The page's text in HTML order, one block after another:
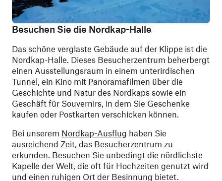
Besuchen Sie die Nordkap-Halle
Das schöne verglaste Gebäude auf der Klippe ist die
Nordkap-Halle. Dieses Besucherzentrum beherbergt
einen Ausstellungsraum in einem unterirdischen
Tunnel, ein Kino mit Panoramafilmen über die
Geschichte und Natur des Nordkaps sowie ein
Geschäft für Souvernirs, in dem Sie Geschenke
kaufen oder Postkarten verschicken können.
Bei unserem Nordkap-Ausflug haben Sie
ausreichend Zeit, das Besucherzentrum zu
erkunden. Besuchen Sie unbedingt die nördlichste
Kapelle der Welt, die oft für Hochzeiten genutzt wird
und einen ruhigen Ort der Besinnung bietet.